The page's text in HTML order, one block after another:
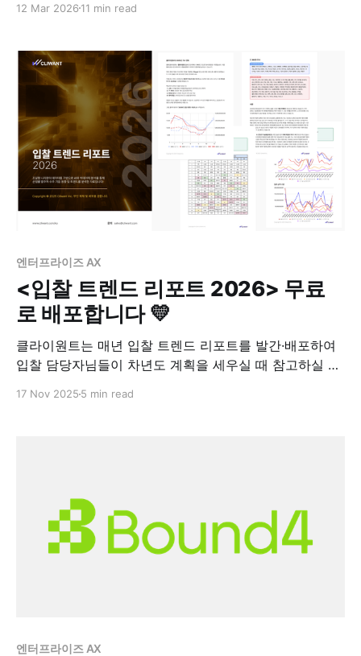
12 Mar 2026 11 min read
엔터프라이즈 AX
<입찰 트렌드 리포트 2026> 무료
로 배포합니다 💛
클라이원트는 매년 입찰 트렌드 리포트를 발간·배포하여
입찰 담당자님들이 차년도 계획을 세우실 때 참고하실 수
17 Nov 2025 5 min read
엔터프라이즈 AX